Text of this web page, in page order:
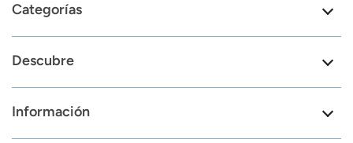
Categorías
Descubre
Información